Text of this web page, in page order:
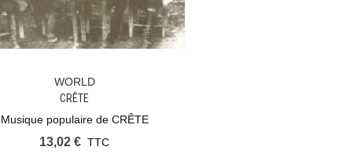
Ajouter Au Panier
WORLD
CRÊTE
Musique populaire de CRÊTE
13,02 € TTC